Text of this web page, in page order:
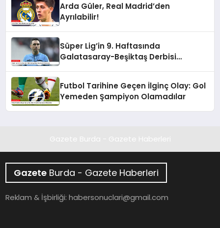
Arda Güler, Real Madrid’den
Ayrılabilir!
Süper Lig’in 9. Haftasında
Galatasaray-Beşiktaş Derbisi
Futbol Tarihine Geçen İlginç Olay: Gol
Yemeden Şampiyon Olamadılar
Gazete Burda - Gazete Haberleri
Gazete Burda - Gazete Haberleri
Reklam & İşbirliği:habersonuclari@gmail.com